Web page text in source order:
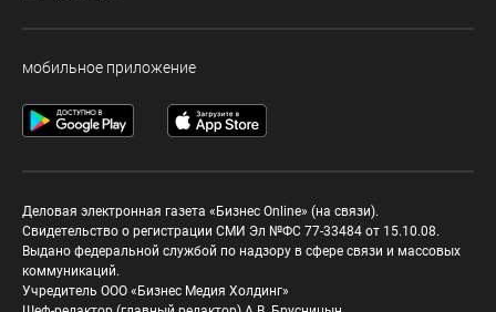
мобильное приложение
Деловая электронная газета «Бизнес Online» (на связи).
Свидетельство о регистрации СМИ Эл №ФС 77-33484 от 15.10.08.
Выдано федеральной службой по надзору в сфере связи и массовых
коммуникаций.
Учредитель ООО «Бизнес Медия Холдинг»